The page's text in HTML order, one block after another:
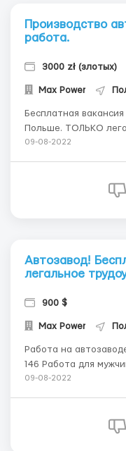
Производство
работа.
3000 zł (злотых)
Max Power
Бесплатная
Польше. ТОЛЬКО
по изготовлению
комплектующих и
09-08-2022
Автозавод!
легальное
900 $
Max Power
Работа на
146 Работа для мужчин, женщин, семейных пар
(автозаводы). - бесплатные вакансии - официальное
счет фирмы -
09-08-2022